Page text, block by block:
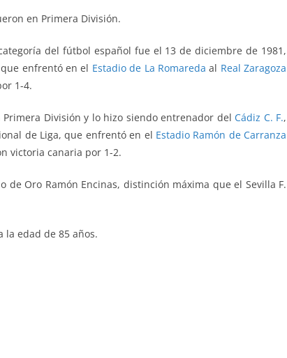
en Primera División.
del fútbol español fue el 13 de diciembre de 1981,
que enfrentóen el Estadio de La Romareda al Real Zaragoza
1-4.
División y lo hizo siendo entrenador del Cádiz C. F.,
de Liga, que enfrentóen el Estadio Ramón de Carranza
victoria canaria por 1-2.
de Oro Ramón Encinas, distinción máxima que el Sevilla F.
la edad de 85 años.